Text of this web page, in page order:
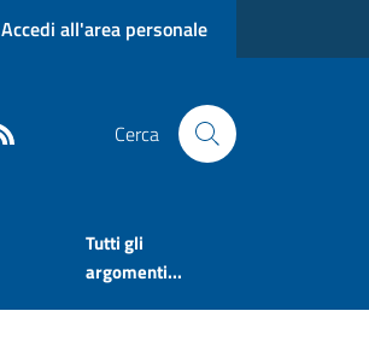
Accedi all'area personale
Cerca
Tutti gli
argomenti...